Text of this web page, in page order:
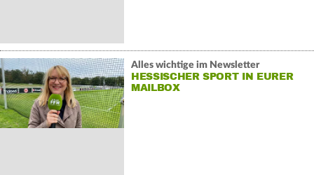
Alles wichtige im Newsletter
HESSISCHER SPORT IN EURER
MAILBOX